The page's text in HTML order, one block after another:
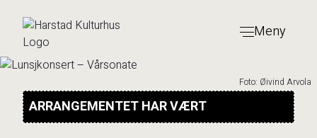
innhold
Meny
Foto: Øivind Arvola
ARRANGEMENTET HAR VÆRT